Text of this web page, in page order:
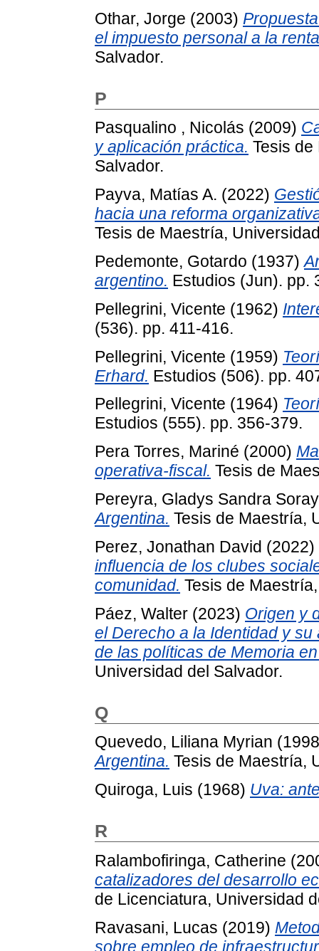
Othar, Jorge (2003)
el impuesto personal a la
Salvador.
P
Pasqualino , Nicolás (2009)
y aplicación práctica. Tesis
Salvador.
Payva, Matías A. (2022)
hacia una reforma
Tesis de Maestría,
Pedemonte, Gotardo (1937)
argentino. Estudios (Jun). pp.
Pellegrini, Vicente (1962)
(536). pp. 411-416.
Pellegrini, Vicente (1959)
Erhard. Estudios (506). pp.
Pellegrini, Vicente (1964)
Estudios (555). pp. 356-379.
Pera Torres, Mariné (2000)
operativa-fiscal. Tesis de
Pereyra, Gladys Sandra
Argentina. Tesis de Maestría,
Perez, Jonathan David (2022)
influencia de los clubes
comunidad. Tesis de
Páez, Walter (2023) Origen y
el Derecho a la Identidad y
de las políticas de Memoria
Universidad del Salvador.
Q
Quevedo, Liliana Myrian
Argentina. Tesis de Maestría,
Quiroga, Luis (1968) Uva:
R
Ralambofiringa, Catherine
catalizadores del desarrollo
de Licenciatura, Universidad
Ravasani, Lucas (2019)
sobre empleo de